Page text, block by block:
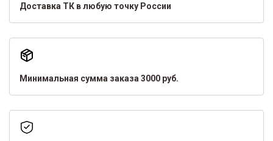
Доставка ТК в любую точку России
Минимальная сумма заказа 3000 руб.